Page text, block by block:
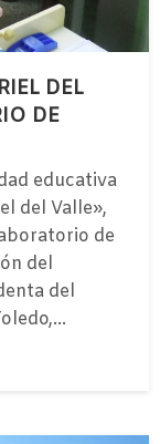
DEL
DE
educativa
del Valle»,
de
del
del